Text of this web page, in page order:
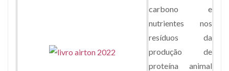
carbono e
nutrientes nos
resíduos da
produção de
proteína animal